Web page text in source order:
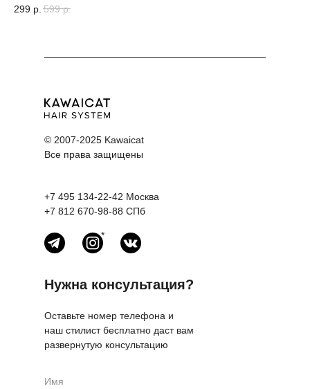
299 р. 599 р.
*
© 2007-2025 Kawaicat
Все права защищены
Нужна консультация?
+7 495 134-22-42 Москва
+7 812 670-98-88 СПб
Оставьте номер телефона и
наш стилист бесплатно даст вам
развернутую консультацию